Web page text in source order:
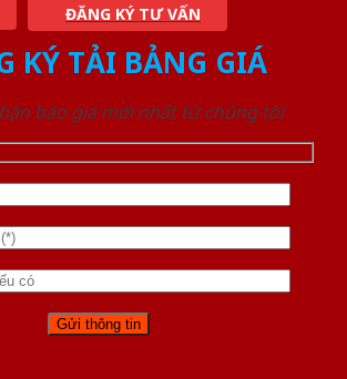
ĐĂNG KÝ TƯ VẤN
KÝ TẢI BẢNG GIÁ
báo giá mới nhất từ chúng tôi